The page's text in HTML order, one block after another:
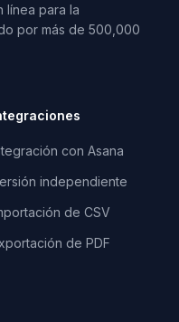
línea para la
por más de 500,000
con Asana
independiente
de CSV
de PDF